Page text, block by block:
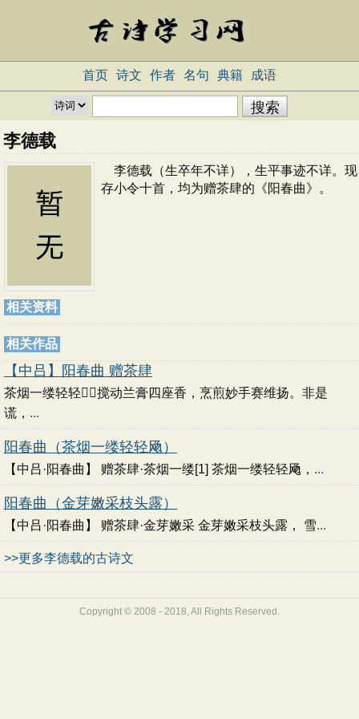
首页 诗文 作者 名句 典籍 成语
李德载
李德载（生卒年不详），生平事迹不详。现
存小令十首，均为赠茶肆的《阳春曲》。
相关资料
相关作品
【中吕】阳春曲 赠茶肆
茶烟一缕轻轻，搅动兰膏四座香，烹煎妙手赛维扬。非是
谎， ...
阳春曲（茶烟一缕轻轻飏）
【中吕·阳春曲】 赠茶肆·茶烟一缕[1] 茶烟一缕轻轻飏， ...
阳春曲（金芽嫩采枝头露）
【中吕·阳春曲】 赠茶肆·金芽嫩采 金芽嫩采枝头露， 雪...
>>更多李德载的古诗文
Copyright © 2008 - 2018, All Rights Reserved.